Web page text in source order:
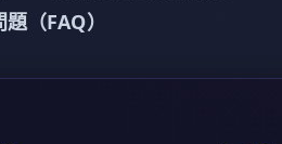
（FAQ）